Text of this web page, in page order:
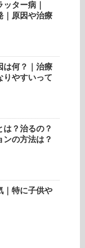
ター病｜
｜原因や治療
は何？｜治療
りやすいって
は？治るの？
ンの方法は？
｜特に子供や